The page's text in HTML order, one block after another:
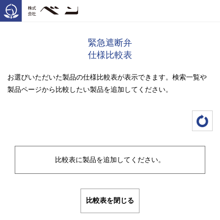
緊急遮断弁
仕様比較表
お選びいただいた製品の仕様比較表が表示できます。検索一覧や
製品ページから比較したい製品を追加してください。
比較表に製品を追加してください。
比較表を閉じる